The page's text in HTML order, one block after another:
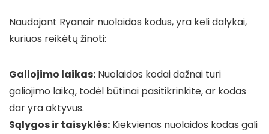
Naudojant Ryanair nuolaidos kodus, yra keli dalykai,
kuriuos reikėtų žinoti:
Galiojimo laikas: Nuolaidos kodai dažnai turi
galiojimo laiką, todėl būtinai pasitikrinkite, ar kodas
dar yra aktyvus.
Sąlygos ir taisyklės: Kiekvienas nuolaidos kodas gali